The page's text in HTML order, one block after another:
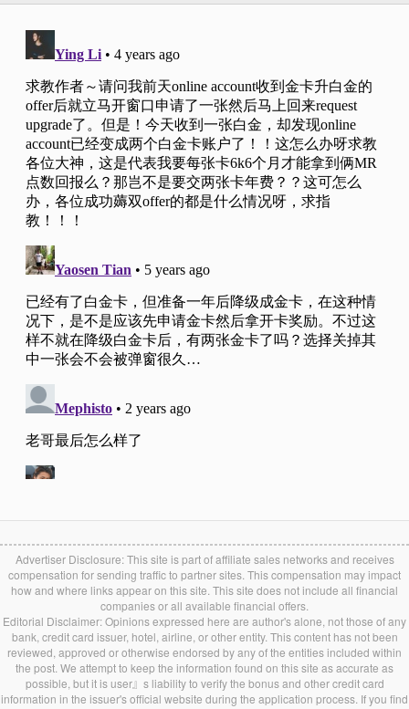
Advertiser Disclosure: This site is part of affiliate sales networks and receives
compensation for sending traffic to partner sites. This compensation may impact
how and where links appear on this site. This site does not include all financial
companies or all available financial offers.
Editorial Disclaimer: Opinions expressed here are author's alone, not those of any
bank, credit card issuer, hotel, airline, or other entity. This content has not been
reviewed, approved or otherwise endorsed by any of the entities included within
the post. We attempt to keep the information found on this site as accurate as
possible, but it is user』s liability to verify the bonus and other credit card
information in the issuer's official website during the application process. If you find